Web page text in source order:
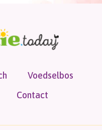
Voedselbos
Contact